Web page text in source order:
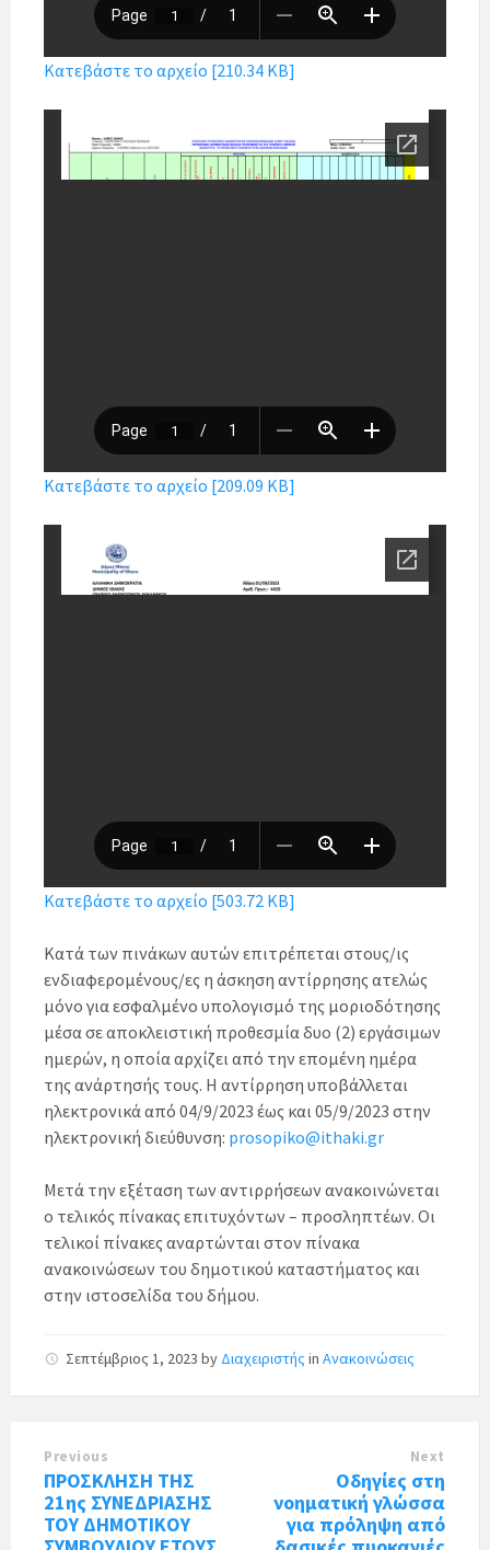
Κατεβάστε το αρχείο [210.34 KB]
Κατεβάστε το αρχείο [209.09 KB]
Κατεβάστε το αρχείο [503.72 KB]
Κατά των πινάκων αυτών επιτρέπεται στους/ις
ενδιαφερομένους/ες η άσκηση αντίρρησης ατελώς
μόνο για εσφαλμένο υπολογισμό της μοριοδότησης
μέσα σε αποκλειστική προθεσμία δυο (2) εργάσιμων
ημερών, η οποία αρχίζει από την επομένη ημέρα
της ανάρτησής τους. Η αντίρρηση υποβάλλεται
ηλεκτρονικά από 04/9/2023 έως και 05/9/2023 στην
ηλεκτρονική διεύθυνση: prosopiko@ithaki.gr
Μετά την εξέταση των αντιρρήσεων ανακοινώνεται
ο τελικός πίνακας επιτυχόντων – προσληπτέων. Οι
τελικοί πίνακες αναρτώνται στον πίνακα
ανακοινώσεων του δημοτικού καταστήματος και
στην ιστοσελίδα του δήμου.
Σεπτέμβριος 1, 2023 by Διαχειριστής in Ανακοινώσεις
Previous
ΠΡΟΣΚΛΗΣΗ ΤΗΣ
21ης ΣΥΝΕΔΡΙΑΣΗΣ
ΤΟΥ ΔΗΜΟΤΙΚΟΥ
Next
Οδηγίες στη
νοηματική γλώσσα
για πρόληψη από